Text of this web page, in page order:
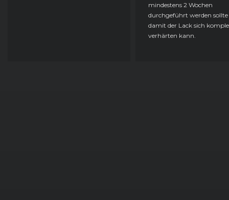
mindestens 2 Wochen
durchgeführt werden sollte
damit der Lack sich
verhärten kann.